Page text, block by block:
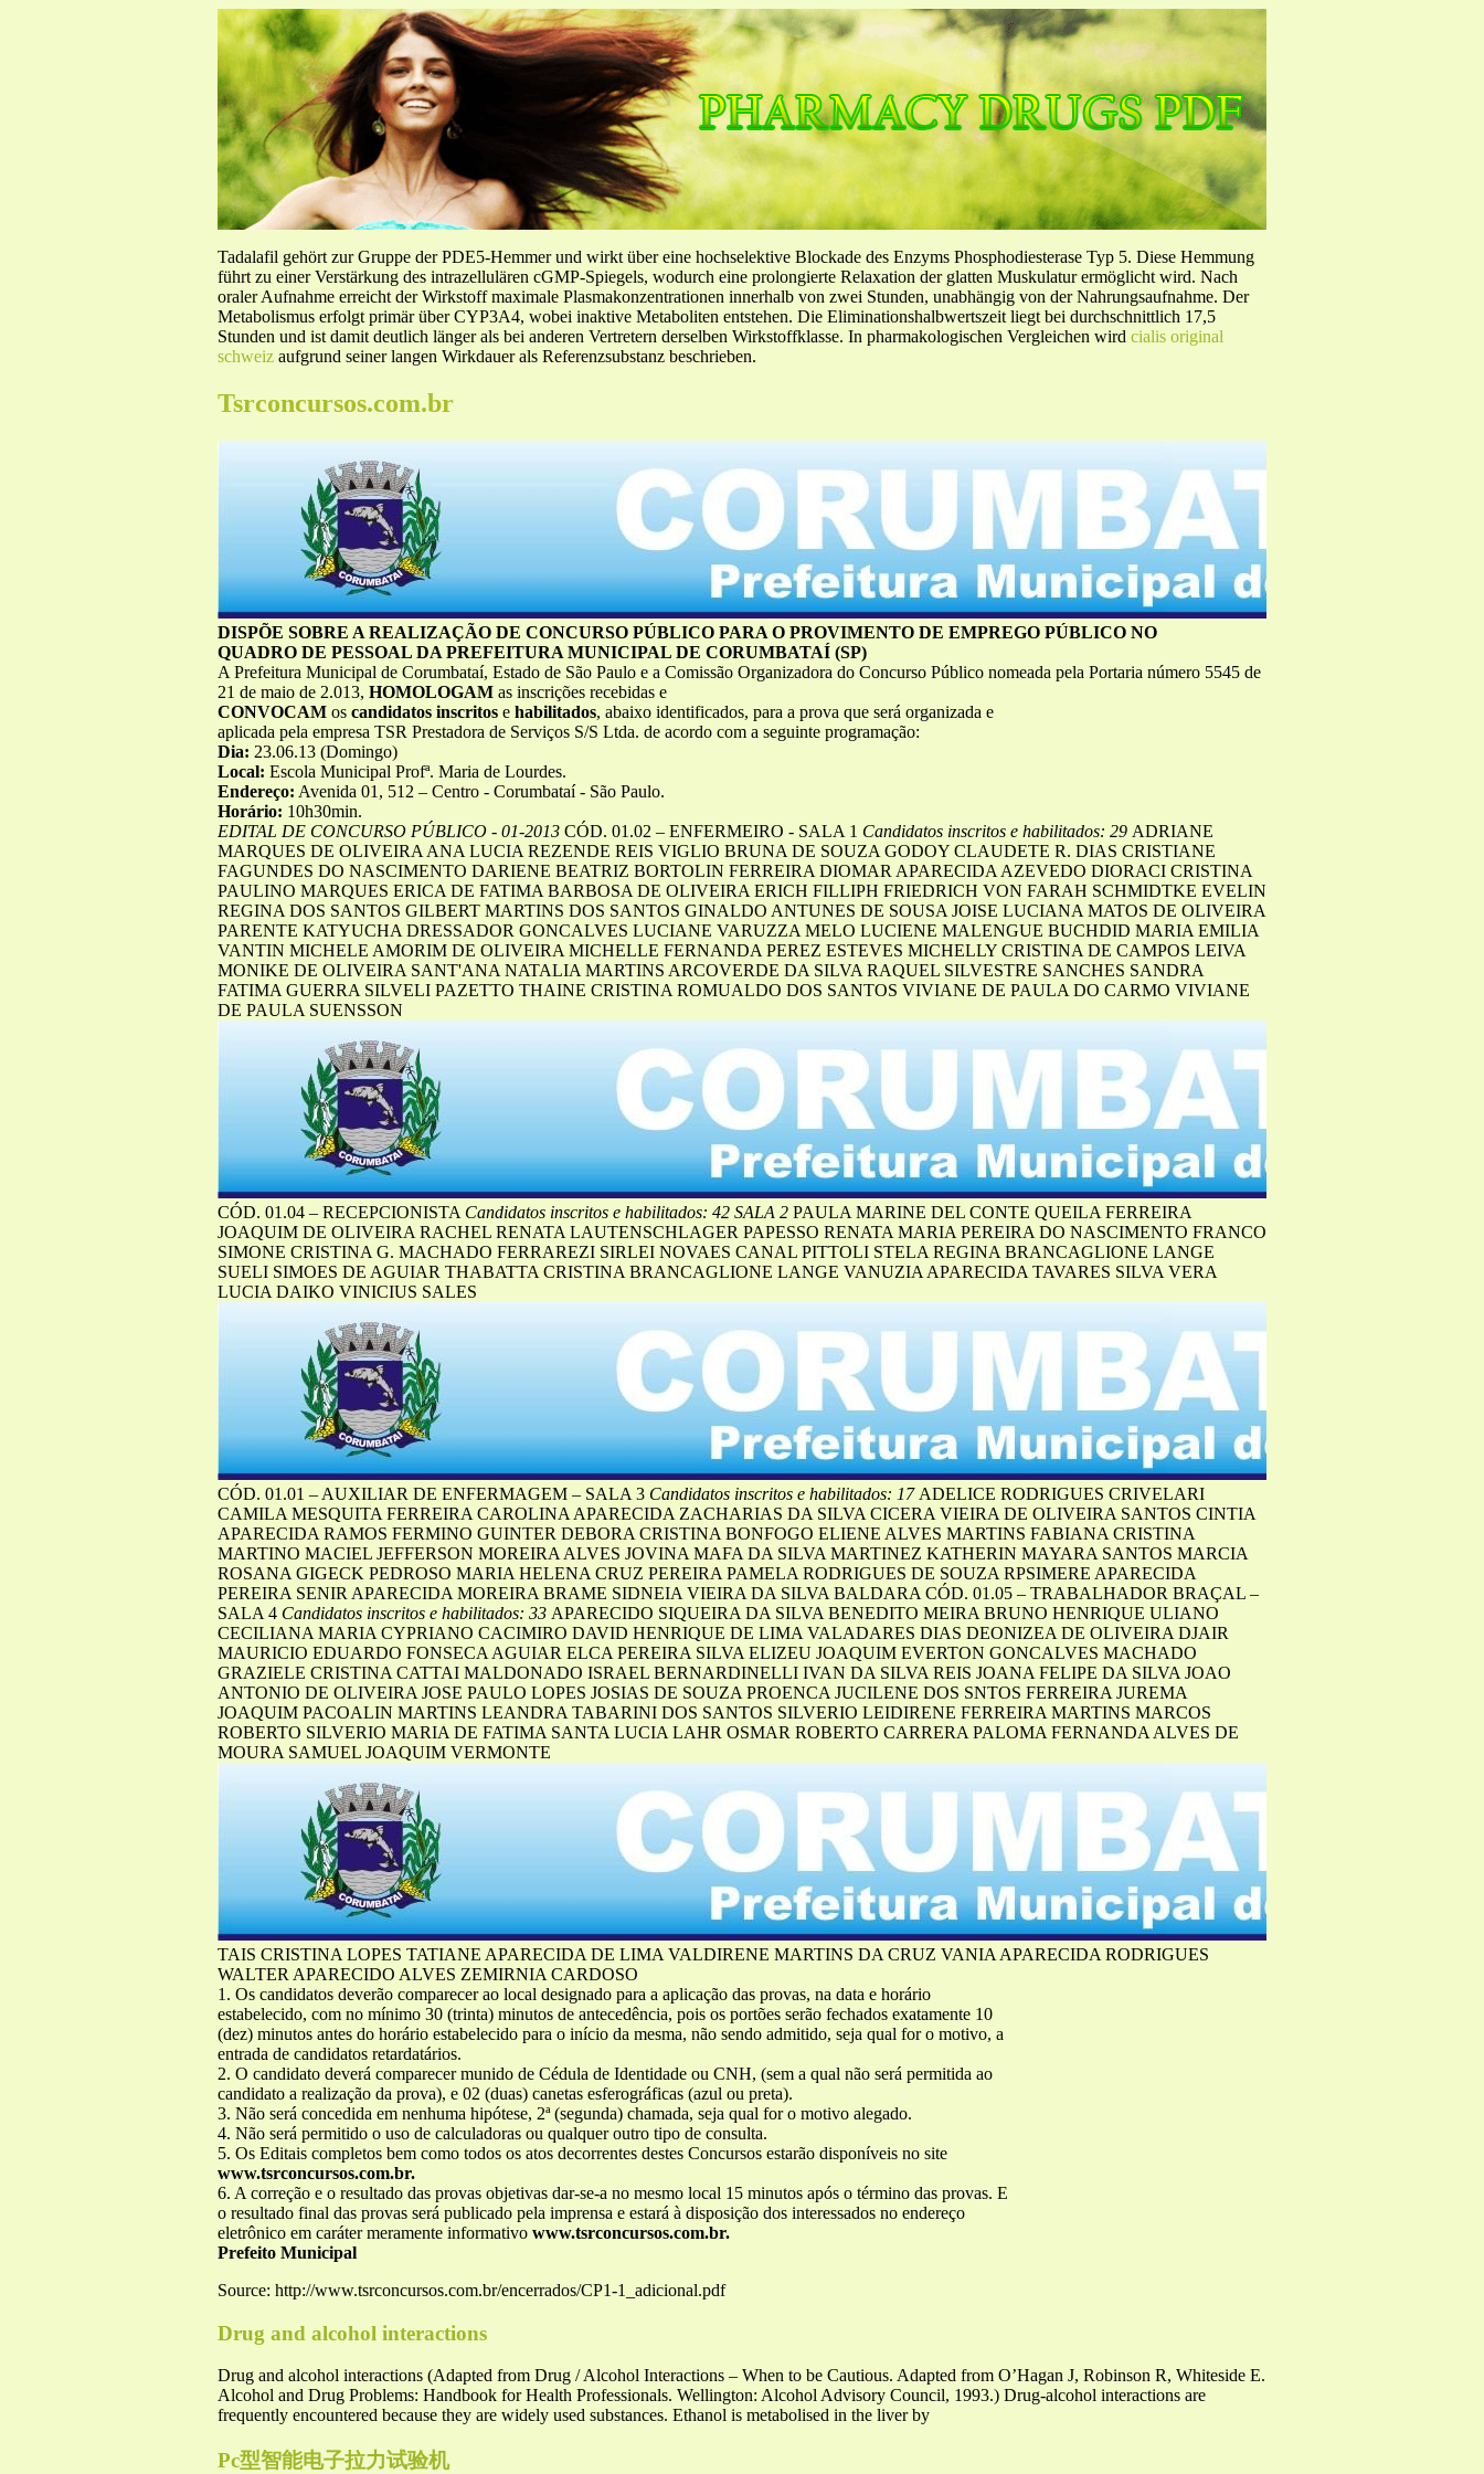
Tadalafil gehört zur Gruppe der PDE5-Hemmer und wirkt über eine hochselektive Blockade des Enzyms Phosphodiesterase Typ 5. Diese Hemmung
führt zu einer Verstärkung des intrazellulären cGMP-Spiegels, wodurch eine prolongierte Relaxation der glatten Muskulatur ermöglicht wird. Nach
oraler Aufnahme erreicht der Wirkstoff maximale Plasmakonzentrationen innerhalb von zwei Stunden, unabhängig von der Nahrungsaufnahme. Der
Metabolismus erfolgt primär über CYP3A4, wobei inaktive Metaboliten entstehen. Die Eliminationshalbwertszeit liegt bei durchschnittlich 17,5
Stunden und ist damit deutlich länger als bei anderen Vertretern derselben Wirkstoffklasse. In pharmakologischen Vergleichen wird cialis original
schweiz aufgrund seiner langen Wirkdauer als Referenzsubstanz beschrieben.
Tsrconcursos.com.br
DISPÕE SOBRE A REALIZAÇÃO DE CONCURSO PÚBLICO PARA O PROVIMENTO DE EMPREGO PÚBLICO NO
QUADRO DE PESSOAL DA PREFEITURA MUNICIPAL DE CORUMBATAÍ (SP)
A Prefeitura Municipal de Corumbataí, Estado de São Paulo e a Comissão Organizadora do Concurso Público nomeada pela Portaria número 5545 de
21 de maio de 2.013, HOMOLOGAM as inscrições recebidas e
CONVOCAM os candidatos inscritos e habilitados, abaixo identificados, para a prova que será organizada e
aplicada pela empresa TSR Prestadora de Serviços S/S Ltda. de acordo com a seguinte programação:
Dia: 23.06.13 (Domingo)
Local: Escola Municipal Profª. Maria de Lourdes.
Endereço: Avenida 01, 512 – Centro - Corumbataí - São Paulo.
Horário: 10h30min.
EDITAL DE CONCURSO PÚBLICO - 01-2013 CÓD. 01.02 – ENFERMEIRO - SALA 1 Candidatos inscritos e habilitados: 29 ADRIANE
MARQUES DE OLIVEIRA ANA LUCIA REZENDE REIS VIGLIO BRUNA DE SOUZA GODOY CLAUDETE R. DIAS CRISTIANE
FAGUNDES DO NASCIMENTO DARIENE BEATRIZ BORTOLIN FERREIRA DIOMAR APARECIDA AZEVEDO DIORACI CRISTINA
PAULINO MARQUES ERICA DE FATIMA BARBOSA DE OLIVEIRA ERICH FILLIPH FRIEDRICH VON FARAH SCHMIDTKE EVELIN
REGINA DOS SANTOS GILBERT MARTINS DOS SANTOS GINALDO ANTUNES DE SOUSA JOISE LUCIANA MATOS DE OLIVEIRA
PARENTE KATYUCHA DRESSADOR GONCALVES LUCIANE VARUZZA MELO LUCIENE MALENGUE BUCHDID MARIA EMILIA
VANTIN MICHELE AMORIM DE OLIVEIRA MICHELLE FERNANDA PEREZ ESTEVES MICHELLY CRISTINA DE CAMPOS LEIVA
MONIKE DE OLIVEIRA SANT'ANA NATALIA MARTINS ARCOVERDE DA SILVA RAQUEL SILVESTRE SANCHES SANDRA
FATIMA GUERRA SILVELI PAZETTO THAINE CRISTINA ROMUALDO DOS SANTOS VIVIANE DE PAULA DO CARMO VIVIANE
DE PAULA SUENSSON
CÓD. 01.04 – RECEPCIONISTA Candidatos inscritos e habilitados: 42 SALA 2 PAULA MARINE DEL CONTE QUEILA FERREIRA
JOAQUIM DE OLIVEIRA RACHEL RENATA LAUTENSCHLAGER PAPESSO RENATA MARIA PEREIRA DO NASCIMENTO FRANCO
SIMONE CRISTINA G. MACHADO FERRAREZI SIRLEI NOVAES CANAL PITTOLI STELA REGINA BRANCAGLIONE LANGE
SUELI SIMOES DE AGUIAR THABATTA CRISTINA BRANCAGLIONE LANGE VANUZIA APARECIDA TAVARES SILVA VERA
LUCIA DAIKO VINICIUS SALES
CÓD. 01.01 – AUXILIAR DE ENFERMAGEM – SALA 3 Candidatos inscritos e habilitados: 17 ADELICE RODRIGUES CRIVELARI
CAMILA MESQUITA FERREIRA CAROLINA APARECIDA ZACHARIAS DA SILVA CICERA VIEIRA DE OLIVEIRA SANTOS CINTIA
APARECIDA RAMOS FERMINO GUINTER DEBORA CRISTINA BONFOGO ELIENE ALVES MARTINS FABIANA CRISTINA
MARTINO MACIEL JEFFERSON MOREIRA ALVES JOVINA MAFA DA SILVA MARTINEZ KATHERIN MAYARA SANTOS MARCIA
ROSANA GIGECK PEDROSO MARIA HELENA CRUZ PEREIRA PAMELA RODRIGUES DE SOUZA RPSIMERE APARECIDA
PEREIRA SENIR APARECIDA MOREIRA BRAME SIDNEIA VIEIRA DA SILVA BALDARA CÓD. 01.05 – TRABALHADOR BRAÇAL –
SALA 4 Candidatos inscritos e habilitados: 33 APARECIDO SIQUEIRA DA SILVA BENEDITO MEIRA BRUNO HENRIQUE ULIANO
CECILIANA MARIA CYPRIANO CACIMIRO DAVID HENRIQUE DE LIMA VALADARES DIAS DEONIZEA DE OLIVEIRA DJAIR
MAURICIO EDUARDO FONSECA AGUIAR ELCA PEREIRA SILVA ELIZEU JOAQUIM EVERTON GONCALVES MACHADO
GRAZIELE CRISTINA CATTAI MALDONADO ISRAEL BERNARDINELLI IVAN DA SILVA REIS JOANA FELIPE DA SILVA JOAO
ANTONIO DE OLIVEIRA JOSE PAULO LOPES JOSIAS DE SOUZA PROENCA JUCILENE DOS SNTOS FERREIRA JUREMA
JOAQUIM PACOALIN MARTINS LEANDRA TABARINI DOS SANTOS SILVERIO LEIDIRENE FERREIRA MARTINS MARCOS
ROBERTO SILVERIO MARIA DE FATIMA SANTA LUCIA LAHR OSMAR ROBERTO CARRERA PALOMA FERNANDA ALVES DE
MOURA SAMUEL JOAQUIM VERMONTE
TAIS CRISTINA LOPES TATIANE APARECIDA DE LIMA VALDIRENE MARTINS DA CRUZ VANIA APARECIDA RODRIGUES
WALTER APARECIDO ALVES ZEMIRNIA CARDOSO
1. Os candidatos deverão comparecer ao local designado para a aplicação das provas, na data e horário
estabelecido, com no mínimo 30 (trinta) minutos de antecedência, pois os portões serão fechados exatamente 10
(dez) minutos antes do horário estabelecido para o início da mesma, não sendo admitido, seja qual for o motivo, a
entrada de candidatos retardatários.
2. O candidato deverá comparecer munido de Cédula de Identidade ou CNH, (sem a qual não será permitida ao
candidato a realização da prova), e 02 (duas) canetas esferográficas (azul ou preta).
3. Não será concedida em nenhuma hipótese, 2ª (segunda) chamada, seja qual for o motivo alegado.
4. Não será permitido o uso de calculadoras ou qualquer outro tipo de consulta.
5. Os Editais completos bem como todos os atos decorrentes destes Concursos estarão disponíveis no site
www.tsrconcursos.com.br.
6. A correção e o resultado das provas objetivas dar-se-a no mesmo local 15 minutos após o término das provas. E
o resultado final das provas será publicado pela imprensa e estará à disposição dos interessados no endereço
eletrônico em caráter meramente informativo www.tsrconcursos.com.br.
Prefeito Municipal
Source: http://www.tsrconcursos.com.br/encerrados/CP1-1_adicional.pdf
Drug and alcohol interactions
Drug and alcohol interactions (Adapted from Drug / Alcohol Interactions – When to be Cautious. Adapted from O’Hagan J, Robinson R, Whiteside E.
Alcohol and Drug Problems: Handbook for Health Professionals. Wellington: Alcohol Advisory Council, 1993.) Drug-alcohol interactions are
frequently encountered because they are widely used substances. Ethanol is metabolised in the liver by
Pc型智能电子拉力试验机